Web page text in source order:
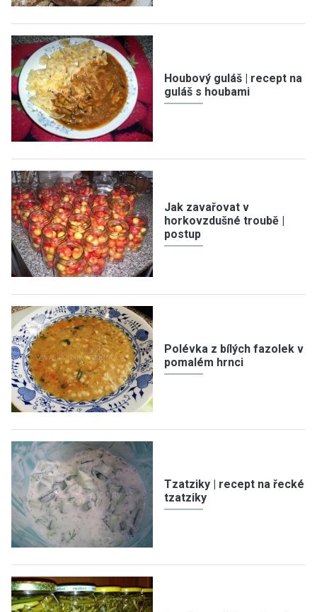
Houbový guláš | recept na
guláš s houbami
Jak zavařovat v
horkovzdušné troubě |
postup
Polévka z bílých fazolek v
pomalém hrnci
Tzatziky | recept na řecké
tzatziky